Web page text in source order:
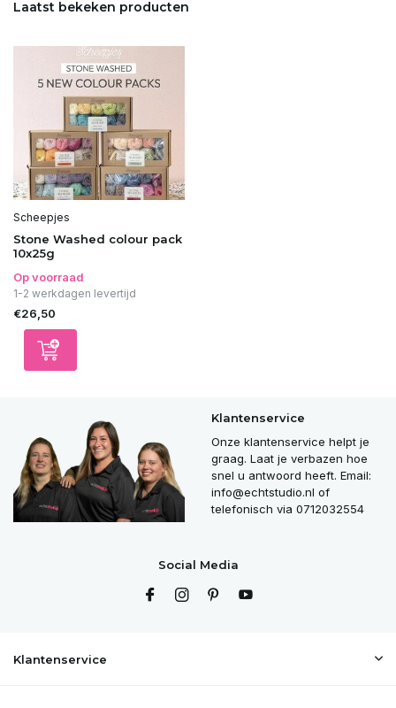
Laatst bekeken producten
Scheepjes
Stone Washed colour pack
10x25g
Op voorraad
1-2 werkdagen levertijd
€26,50
Klantenservice
Onze klantenservice helpt je
graag. Laat je verbazen hoe
snel u antwoord heeft. Email:
info@echtstudio.nl of
telefonisch via 0712032554
Social Media
Klantenservice